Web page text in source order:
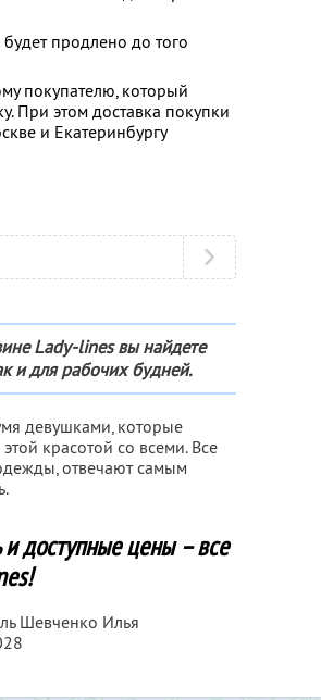
продлено до того
покупателю, который
При этом доставка покупки
и Екатеринбургу
Lady-lines вы найдете
и для рабочих будней.
девушками, которые
красотой со всеми. Все
отвечают самым
и доступные цены – все
Шевченко Илья